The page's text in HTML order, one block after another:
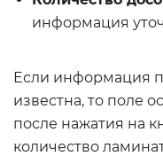
информация
Если информация
известна, то поле
после нажатия на
количество